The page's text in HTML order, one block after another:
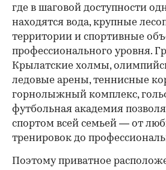
где в шаговой доступности
находятся вода, крупные
территории и спортивные
профессионального уровня.
Крылатские холмы,
ледовые арены, теннисные
горнолыжный комплекс,
футбольная академия
спортом всей семьей — от
тренировок до
Поэтому приватное